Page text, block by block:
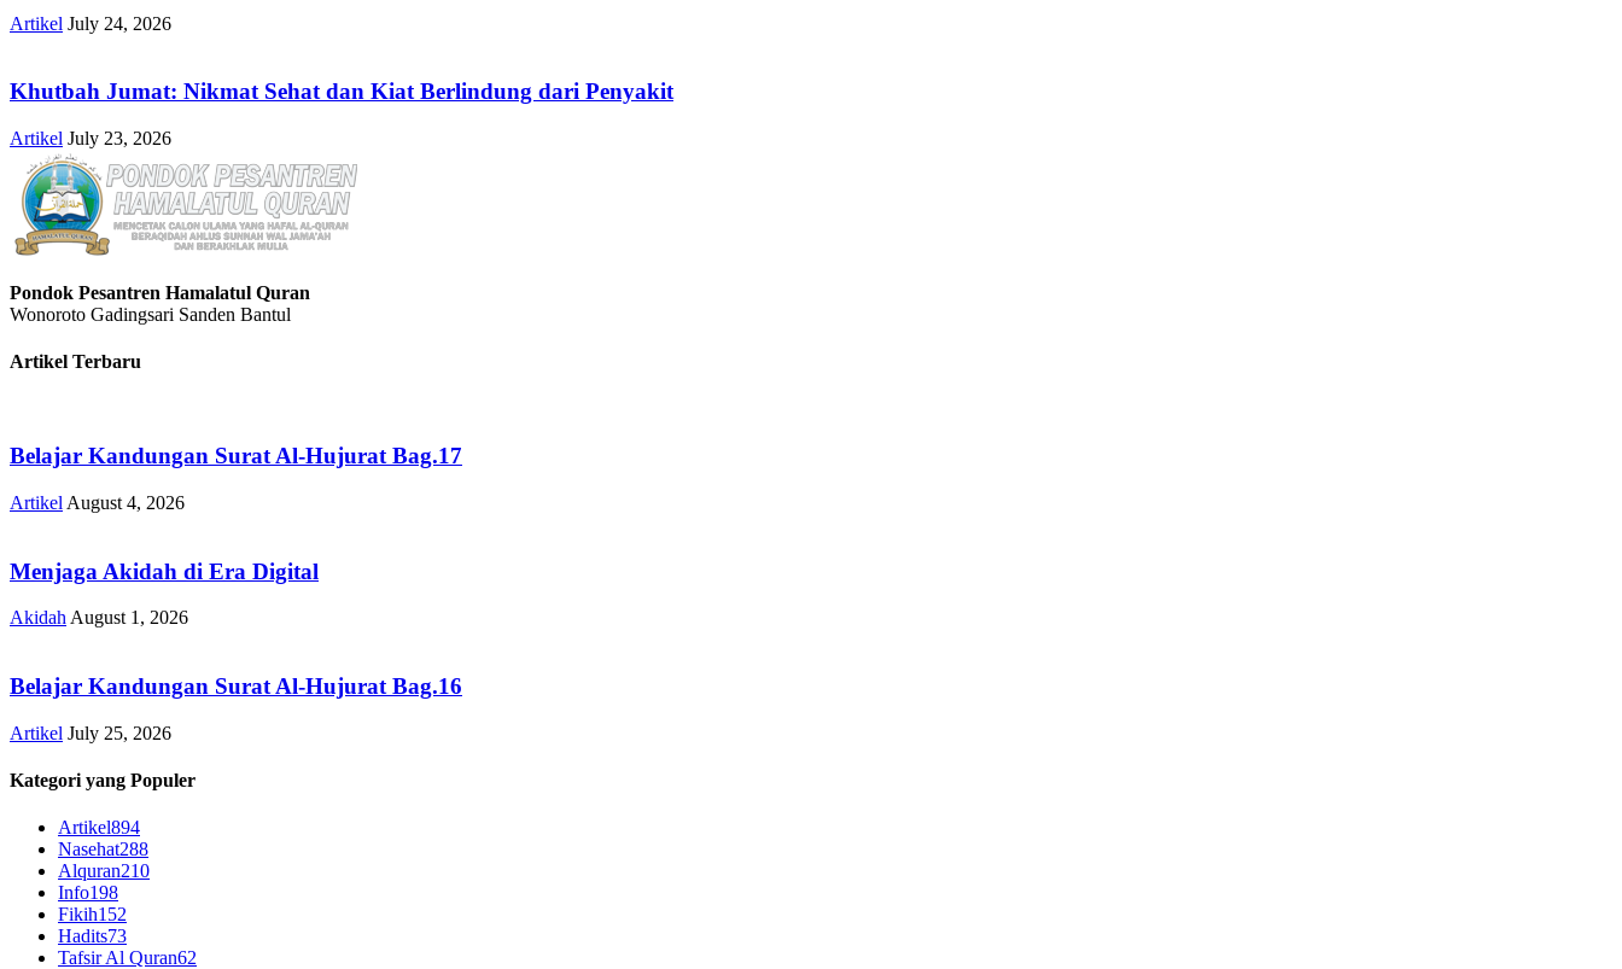
Artikel July 24, 2026
Khutbah Jumat: Nikmat Sehat dan Kiat Berlindung dari Penyakit
Artikel July 23, 2026
Pondok Pesantren Hamalatul Quran
Wonoroto Gadingsari Sanden Bantul
Artikel Terbaru
Belajar Kandungan Surat Al-Hujurat Bag.17
Artikel August 4, 2026
Menjaga Akidah di Era Digital
AkidahAugust 1, 2026
Belajar Kandungan Surat Al-Hujurat Bag.16
Artikel July 25, 2026
Kategori yang Populer
Artikel894
Nasehat288
Alquran210
Info198
Fikih152
Hadits73
Tafsir Al Quran62